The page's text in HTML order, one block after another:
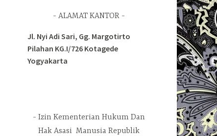
ALAMAT KANTOR
Jl. Nyi Adi Sari, Gg. Margotirto
Pilahan KG.I/726 Kotagede
Yogyakarta
Izin Kementerian Hukum Dan
Hak Asasi Manusia Republik